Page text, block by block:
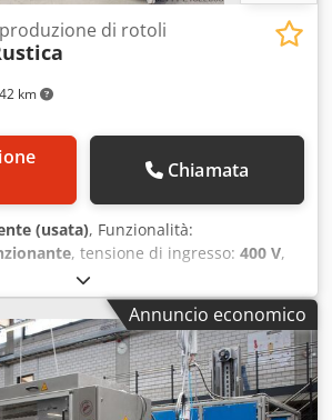
km
di rotoli
Chiamata
(usata), Funzionalità:
, tensione di ingresso: 400 V,
, larghezza totale:
mm, altezza totale:1.370 mm,
al:
09/2027, tipo di corrente in
nastro trasportatore:300 mm,
2024, Impianto per la
Lippelt Mini Rustica per tutti i tipi di
Annuncio economico